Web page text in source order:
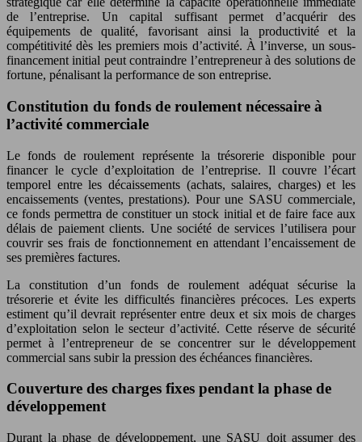
de l’entreprise. Un capital suffisant permet d’acquérir des
équipements de qualité, favorisant ainsi la productivité et la
compétitivité dès les premiers mois d’activité. À l’inverse, un sous-
financement initial peut contraindre l’entrepreneur à des solutions de
fortune, pénalisant la performance de son entreprise.
Constitution du fonds de roulement nécessaire à
l’activité commerciale
Le fonds de roulement représente la trésorerie disponible pour
financer le cycle d’exploitation de l’entreprise. Il couvre l’écart
temporel entre les décaissements (achats, salaires, charges) et les
encaissements (ventes, prestations). Pour une SASU commerciale,
ce fonds permettra de constituer un stock initial et de faire face aux
délais de paiement clients. Une société de services l’utilisera pour
couvrir ses frais de fonctionnement en attendant l’encaissement de
ses premières factures.
La constitution d’un fonds de roulement adéquat sécurise la
trésorerie et évite les difficultés financières précoces. Les experts
estiment qu’il devrait représenter entre deux et six mois de charges
d’exploitation selon le secteur d’activité. Cette réserve de sécurité
permet à l’entrepreneur de se concentrer sur le développement
commercial sans subir la pression des échéances financières.
Couverture des charges fixes pendant la phase de
développement
Durant la phase de développement, une SASU doit assumer des